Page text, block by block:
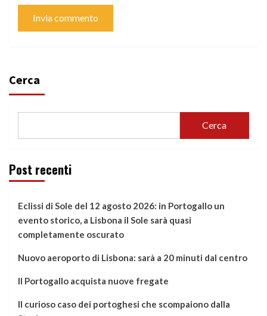
Cerca
Cerca
Post recenti
Eclissi di Sole del 12 agosto 2026: in Portogallo un
evento storico, a Lisbona il Sole sarà quasi
completamente oscurato
Nuovo aeroporto di Lisbona: sarà a 20 minuti dal centro
Il Portogallo acquista nuove fregate
Il curioso caso dei portoghesi che scompaiono dalla